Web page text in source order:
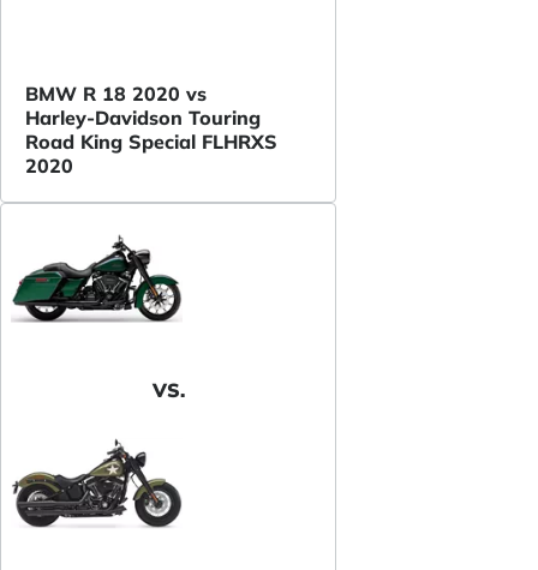
BMW R 18 2020 vs
Harley-Davidson Touring
Road King Special FLHRXS
2020
VS.